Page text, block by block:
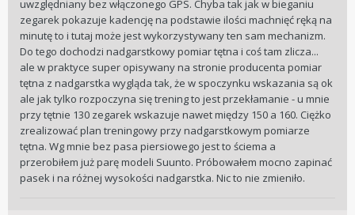
uwzględniany bez włączonego GPS. Chyba tak jak w bieganiu
zegarek pokazuje kadencję na podstawie ilości machnięć ręką na
minutę to i tutaj może jest wykorzystywany ten sam mechanizm.
Do tego dochodzi nadgarstkowy pomiar tętna i coś tam zlicza...
ale w praktyce super opisywany na stronie producenta pomiar
tętna z nadgarstka wygląda tak, że w spoczynku wskazania są ok
ale jak tylko rozpoczyna się trening to jest przekłamanie - u mnie
przy tętnie 130 zegarek wskazuje nawet między 150 a 160. Ciężko
zrealizować plan treningowy przy nadgarstkowym pomiarze
tętna. Wg mnie bez pasa piersiowego jest to ściema a
przerobiłem już parę modeli Suunto. Próbowałem mocno zapinać
pasek i na różnej wysokości nadgarstka. Nic to nie zmieniło.